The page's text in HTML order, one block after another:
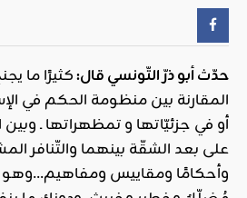
حدّث أبو ذرّ التّونسي قال:كثيرًا ما
المقارنة بين منظومة الحكم في
أو في جزئيّاتها و تمظهراتها ـ
على بعد الشقّة بينهما والتّنافر
وأحكامًا ومقاييس ومفاهيم…وهو